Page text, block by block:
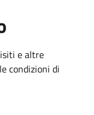
e altre
condizioni di